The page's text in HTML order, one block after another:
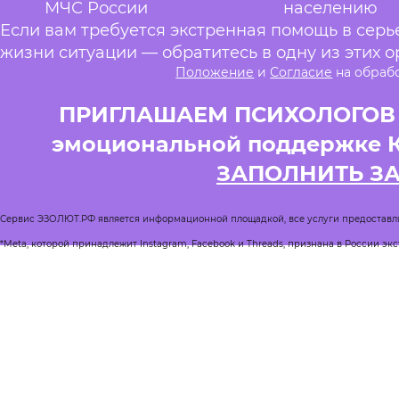
МЧС России
населению
Если вам требуется экстренная помощь в
жизни ситуации — обратитесь в одну из этих
Положение и Согласие на
ПРИГЛАШАЕМ ПСИХОЛОГОВ
эмоциональной поддержке
ЗАПОЛНИТЬ
Сервис ЭЗОЛЮТ.РФ является информационной площадкой, все услуги
*Meta, которой принадлежит Instagram, Facebook и Threads, признана в России